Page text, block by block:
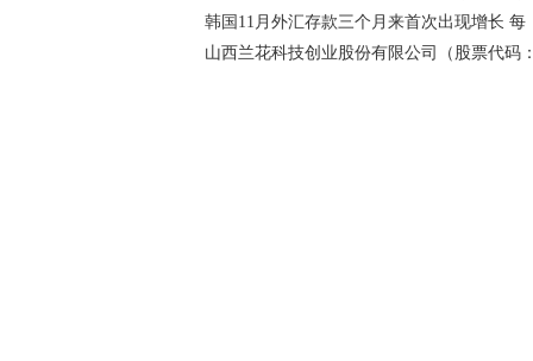
韩国11月外汇存款三个月来首次出现增长 每
山西兰花科技创业股份有限公司（股票代码：